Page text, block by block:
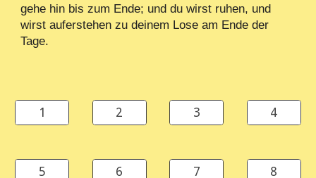
gehe hin bis zum Ende; und du wirst ruhen, und
wirst auferstehen zu deinem Lose am Ende der
Tage.
1 2 3 4
5 6 7 8